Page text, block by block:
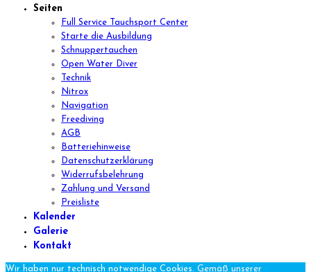
Seiten
Full Service Tauchsport Center
Starte die Ausbildung
Schnuppertauchen
Open Water Diver
Technik
Nitrox
Navigation
Freediving
AGB
Batteriehinweise
Datenschutzerklärung
Widerrufsbelehrung
Zahlung und Versand
Preisliste
Kalender
Galerie
Kontakt
Wir haben nur technisch notwendige Cookies. Gemäß unserer